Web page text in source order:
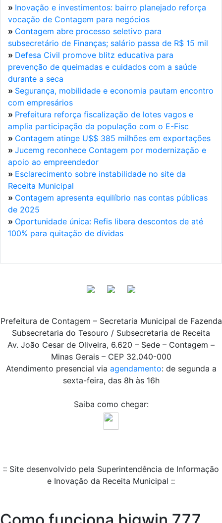
» Inovação e investimentos: bairro planejado reforça
vocação de Contagem para negócios
» Contagem abre processo seletivo para
subsecretário de Finanças; salário passa de R$ 15 mil
» Defesa Civil promove blitz educativa para
prevenção de queimadas e cuidados com a saúde
durante a seca
» Segurança, mobilidade e economia pautam encontro
com empresários
» Prefeitura reforça fiscalização de lotes vagos e
amplia participação da população com o E-Fisc
» Contagem atinge U$$ 385 milhões em exportações
» Jucemg reconhece Contagem por modernização e
apoio ao empreendedor
» Esclarecimento sobre instabilidade no site da
Receita Municipal
» Contagem apresenta equilíbrio nas contas públicas
de 2025
» Oportunidade única: Refis libera descontos de até
100% para quitação de dívidas
Prefeitura de Contagem – Secretaria Municipal de Fazenda
Subsecretaria do Tesouro / Subsecretaria de Receita
Av. João Cesar de Oliveira, 6.620 – Sede – Contagem –
Minas Gerais – CEP 32.040-000
Atendimento presencial via agendamento: de segunda a
sexta-feira, das 8h às 16h
Saiba como chegar:
:: Site desenvolvido pela Superintendência de Informação
e Inovação da Receita Municipal ::